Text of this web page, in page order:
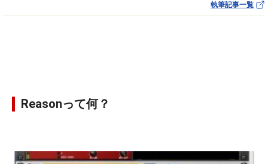
執筆記事一覧
Reasonって何？